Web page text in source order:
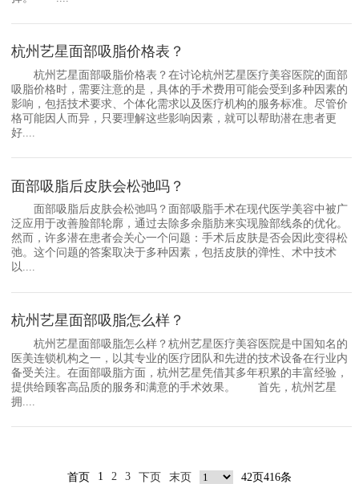
杭州艺星面部吸脂价格表？
杭州艺星面部吸脂价格表？在讨论杭州艺星医疗美容医院的面部
吸脂价格时，需要注意的是，具体的手术费用可能会受到多种因素的
影响，包括技术要求、个体化需求以及医疗机构的服务标准。尽管价
格可能因人而异，只要理解这些影响因素，就可以帮助潜在患者更
好....
面部吸脂后皮肤会松弛吗？
面部吸脂后皮肤会松弛吗？面部吸脂手术在现代医学美容中被广
泛应用于改善脸部轮廓，通过去除多余脂肪来实现脸部线条的优化。
然而，许多潜在患者会关心一个问题：手术后皮肤是否会因此变得松
弛。这个问题的答案取决于多种因素，包括皮肤的弹性、术中技术
以....
杭州艺星面部吸脂怎么样？
杭州艺星面部吸脂怎么样？杭州艺星医疗美容医院是中国知名的
医美连锁机构之一，以其专业的医疗团队和先进的技术设备在行业内
备受关注。在面部吸脂方面，杭州艺星凭借其多年积累的丰富经验，
提供给顾客高品质的服务和满意的手术效果。 首先，杭州艺星
拥....
首页 1 2 3 下页 末页 42页416条